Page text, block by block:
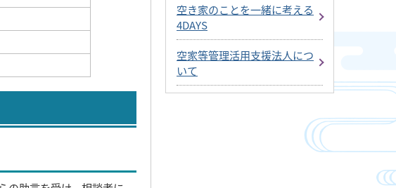
空き家のことを一緒に考える
4DAYS
空家等管理活用支援法人につ
いて